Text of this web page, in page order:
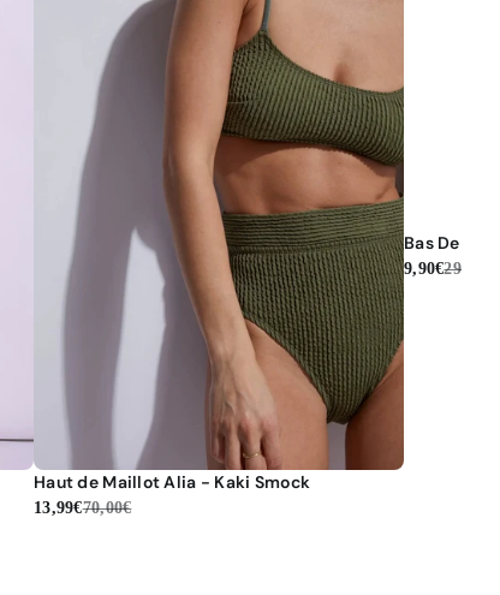
Haut de Maillot Alia - Kaki Smock
13,99€70,00€
Bas De
9,90€29,00€